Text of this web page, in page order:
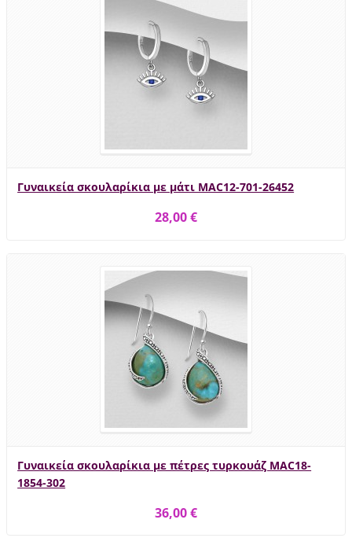
Γυναικεία σκουλαρίκια με μάτι MAC12-701-26452
28,00 €
Γυναικεία σκουλαρίκια με πέτρες τυρκουάζ MAC18-
1854-302
36,00 €